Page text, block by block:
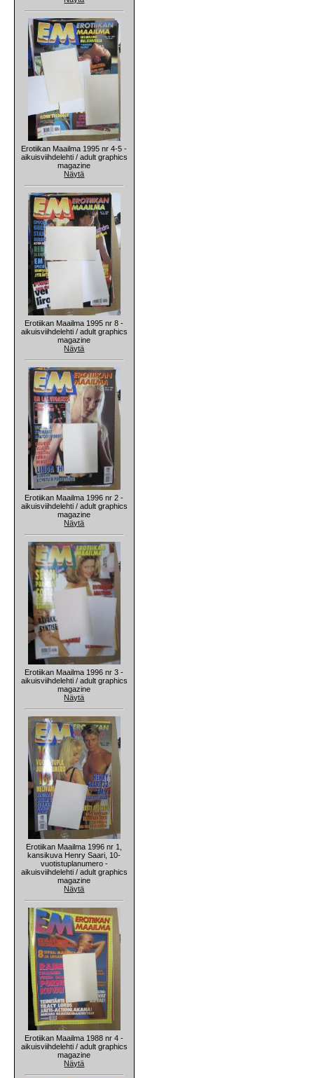
Erotiikan Maailma 1995 nr 4-5 -
aikuisviihdelehti / adult graphics
magazine
Näytä
Erotiikan Maailma 1995 nr 8 -
aikuisviihdelehti / adult graphics
magazine
Näytä
Erotiikan Maailma 1996 nr 2 -
aikuisviihdelehti / adult graphics
magazine
Näytä
Erotiikan Maailma 1996 nr 3 -
aikuisviihdelehti / adult graphics
magazine
Näytä
Erotiikan Maailma 1996 nr 1,
kansikuva Henry Saari, 10-
vuotistuplanumero -
aikuisviihdelehti / adult graphics
magazine
Näytä
Erotiikan Maailma 1988 nr 4 -
aikuisviihdelehti / adult graphics
magazine
Näytä